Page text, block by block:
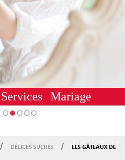
Services Mariage
/ DÉLICES SUCRÉS / LES GÂTEAUX DE